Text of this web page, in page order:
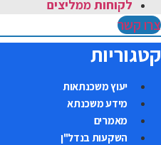
לקוחות ממליצים
צרו קשר
קטגוריות
יעוץ משכנתאות
מידע משכנתא
מאמרים
השקעות בנדל"ן